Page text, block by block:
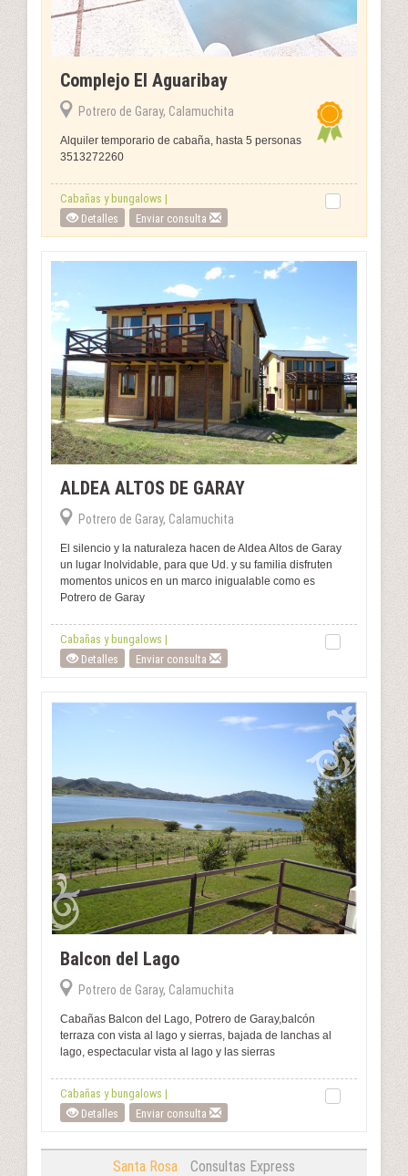
Complejo El Aguaribay
Potrero de Garay, Calamuchita
Alquiler temporario de cabaña, hasta 5 personas
3513272260
Cabañas y bungalows |
Detalles
Enviar consulta
ALDEA ALTOS DE GARAY
Potrero de Garay, Calamuchita
El silencio y la naturaleza hacen de Aldea Altos de Garay
un lugar lnolvidable, para que Ud. y su familia disfruten
momentos unicos en un marco inigualable como es
Potrero de Garay
Cabañas y bungalows |
Detalles
Enviar consulta
Balcon del Lago
Potrero de Garay, Calamuchita
Cabañas Balcon del Lago, Potrero de Garay,balcón
terraza con vista al lago y sierras, bajada de lanchas al
lago, espectacular vista al lago y las sierras
Cabañas y bungalows |
Detalles
Enviar consulta
Santa Rosa Consultas Express